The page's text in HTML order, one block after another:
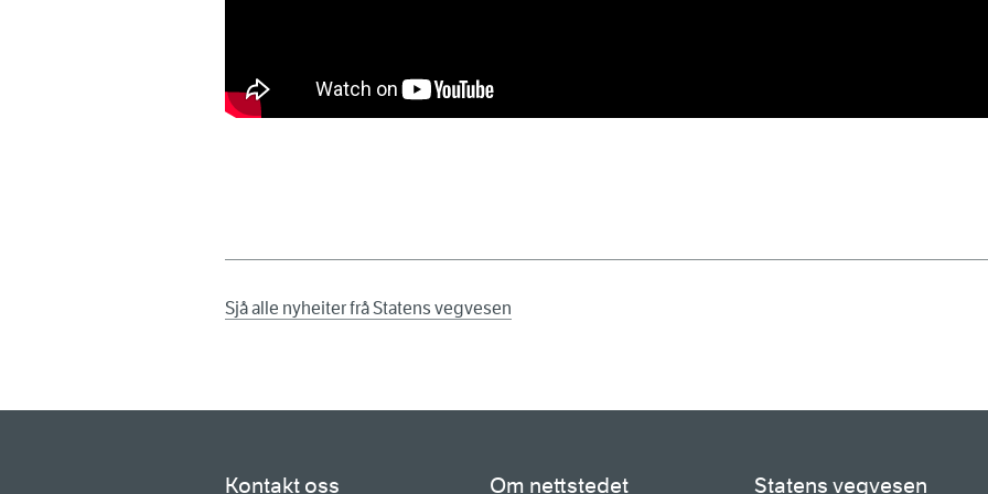
Sjå alle nyheiter frå Statens vegvesen
Kontakt oss Om nettstedet Statens vegvesen